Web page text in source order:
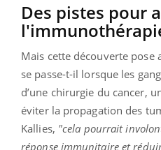
Des pistes pour
Mais cette découverte pose
se passe-t-il lorsque les
d’une chirurgie du cancer,
éviter la propagation des
Kallies, "cela pourrait
réponse immunitaire et